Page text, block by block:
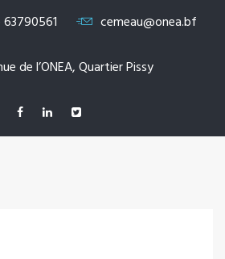
cemeau@onea.bf
de l’ONEA, Quartier Pissy